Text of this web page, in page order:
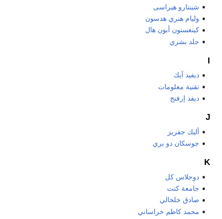
شينتارو هيراسى
وليام هنري هدسون
كينغستون أبون هال
جلد بشري
I
ديفيد آيك
تقنية معلومات
ديفد إرفنج
J
أليك جفريز
جوسكان دو بري
K
دوجلاس كل
جامعة كنت
صادق خلخالي
محمد كاظم خراساني